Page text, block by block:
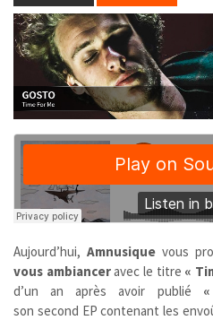
Aujourd’hui, Amnusique vous
vous ambianceravec le titre «
d’un an après avoir publié
son second EP contenant les